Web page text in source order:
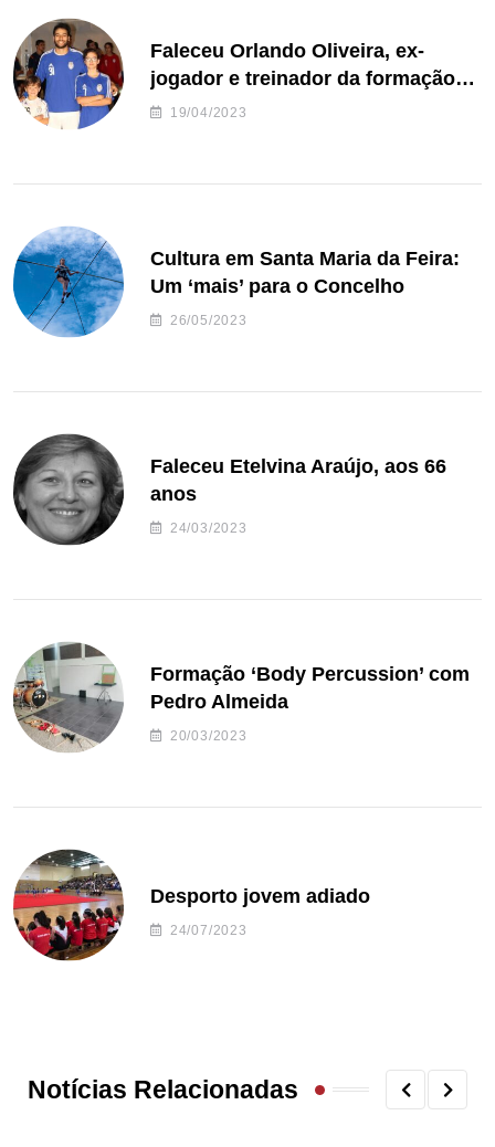
Faleceu Orlando Oliveira, ex-
jogador e treinador da formação
de andebol do Feirense
19/04/2023
Cultura em Santa Maria da Feira:
Um ‘mais’ para o Concelho
26/05/2023
Faleceu Etelvina Araújo, aos 66
anos
24/03/2023
Formação ‘Body Percussion’ com
Pedro Almeida
20/03/2023
Desporto jovem adiado
24/07/2023
Notícias Relacionadas